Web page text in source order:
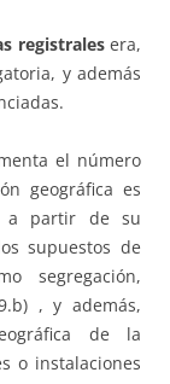
registralesera,
y además
el número
geográfica es
a partir de su
supuestos de
segregación,
, y además,
de la
o instalaciones